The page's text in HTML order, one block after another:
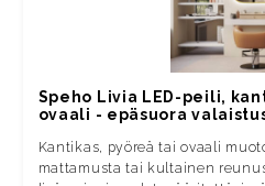
Speho Livia LED-peili,
ovaali - epäsuora
Kantikas, pyöreä tai ovaali
mattamusta tai kultainen